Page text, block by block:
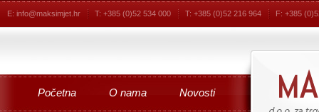
E: info@maksimjet.hr T: +385 (0)52 534 000 T: +385 (0)52 216 964 F: +385
Početna O nama Novosti